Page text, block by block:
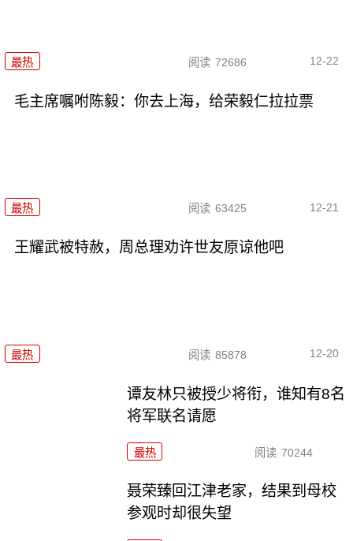
最热 阅读 72686 12-22
毛主席嘱咐陈毅：你去上海，给荣毅仁拉拉票
最热 阅读 63425 12-21
王耀武被特赦，周总理劝许世友原谅他吧
最热 阅读 85878 12-20
谭友林只被授少将衔，谁知有8名
将军联名请愿
最热 阅读 70244
聂荣臻回江津老家，结果到母校
参观时却很失望